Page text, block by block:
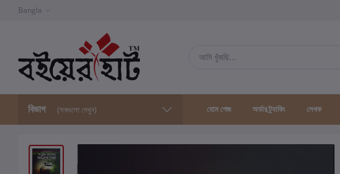
Bangla
বিভাগ (সবগুলো দেখুন) হোম পেজ অর্ডার ট্র্যাকিং লেখক